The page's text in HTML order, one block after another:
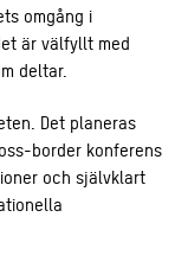
omgång i
är välfyllt med
deltar.
Det planeras
border konferens
och självklart